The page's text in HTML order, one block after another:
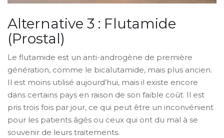
Alternative 3 : Flutamide
(Prostal)
Le flutamide est un anti-androgène de première
génération, comme le bicalutamide, mais plus ancien.
Il est moins utilisé aujourd’hui, mais il existe encore
dans certains pays en raison de son faible coût. Il est
pris trois fois par jour, ce qui peut être un inconvénient
pour les patients âgés ou ceux qui ont du mal à se
souvenir de leurs traitements.